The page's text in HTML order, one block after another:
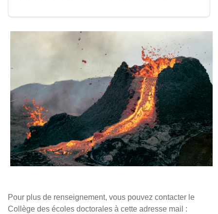
Pour plus de renseignement, vous pouvez contacter le
Collège des écoles doctorales à cette adresse mail :